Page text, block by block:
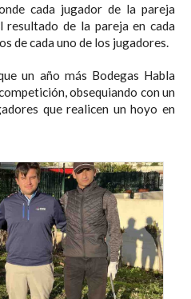
cada jugador de la pareja
de los resultados de cada uno de los jugadores.
un hoyo en